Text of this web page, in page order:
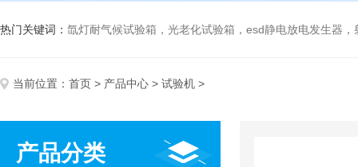
热门关键词： 氙灯耐气候试验箱，光老化试验箱，esd静电放电发生器
当前位置： 首页 > 产品中心 > 试验机 >
产品分类